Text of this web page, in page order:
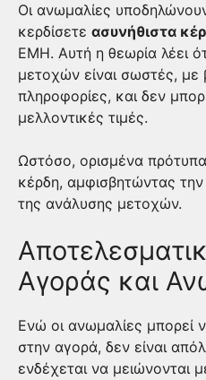
Οι ανωμαλίες
κερδίσετε ασυνήθιστα
ΕΜΗ. Αυτή η θεωρία λέει
μετοχών είναι σωστές, με
πληροφορίες, και δεν
μελλοντικές τιμές.
Ωστόσο, ορισμένα
κέρδη, αμφισβητώντας
της ανάλυσης μετοχών.
Αγοράς και
Ενώ οι ανωμαλίες μπορεί
στην αγορά, δεν είναι
ενδέχεται να μειώνονται